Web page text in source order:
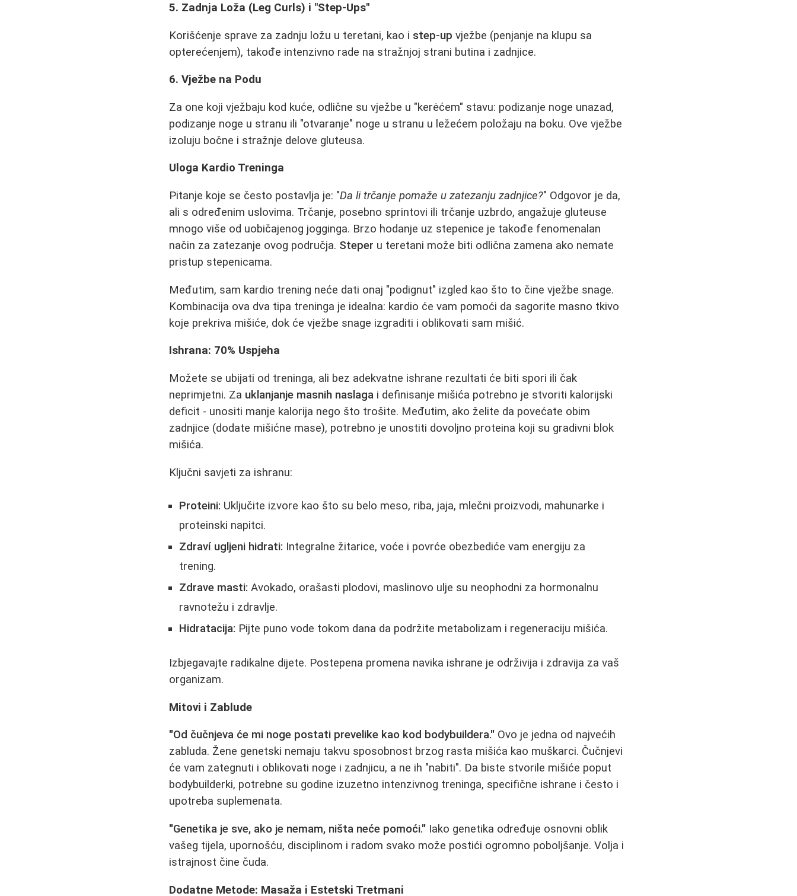
5. Zadnja Loža (Leg Curls) i "Step-Ups"
Korišćenje sprave za zadnju ložu u teretani, kao i step-up vježbe (penjanje na klupu sa
opterećenjem), takođe intenzivno rade na stražnjoj strani butina i zadnjice.
6. Vježbe na Podu
Za one koji vježbaju kod kuće, odlične su vježbe u "kerėćem" stavu: podizanje noge unazad,
podizanje noge u stranu ili "otvaranje" noge u stranu u ležećem položaju na boku. Ove vježbe
izoluju bočne i stražnje delove gluteusa.
Uloga Kardio Treninga
Pitanje koje se često postavlja je: "Da li trčanje pomaže u zatezanju zadnjice?" Odgovor je da,
ali s određenim uslovima. Trčanje, posebno sprintovi ili trčanje uzbrdo, angažuje gluteuse
mnogo više od uobičajenog jogginga. Brzo hodanje uz stepenice je takođe fenomenalan
način za zatezanje ovog područja. Steper u teretani može biti odlična zamena ako nemate
pristup stepenicama.
Međutim, sam kardio trening neće dati onaj "podignut" izgled kao što to čine vježbe snage.
Kombinacija ova dva tipa treninga je idealna: kardio će vam pomoći da sagorite masno tkivo
koje prekriva mišiće, dok će vježbe snage izgraditi i oblikovati sam mišić.
Ishrana: 70% Uspjeha
Možete se ubijati od treninga, ali bez adekvatne ishrane rezultati će biti spori ili čak
neprimjetni. Za uklanjanje masnih naslaga i definisanje mišića potrebno je stvoriti kalorijski
deficit - unositi manje kalorija nego što trošite. Međutim, ako želite da povećate obim
zadnjice (dodate mišićne mase), potrebno je unostiti dovoljno proteina koji su gradivni blok
mišića.
Ključni savjeti za ishranu:
Proteini: Uključite izvore kao što su belo meso, riba, jaja, mlečni proizvodi, mahunarke i
proteinski napitci.
Zdraví ugljeni hidrati: Integralne žitarice, voće i povrće obezbediće vam energiju za
trening.
Zdrave masti: Avokado, orašasti plodovi, maslinovo ulje su neophodni za hormonalnu
ravnotežu i zdravlje.
Hidratacija: Pijte puno vode tokom dana da podržite metabolizam i regeneraciju mišića.
Izbjegavajte radikalne dijete. Postepena promena navika ishrane je održivija i zdravija za vaš
organizam.
Mitovi i Zablude
"Od čučnjeva će mi noge postati prevelike kao kod bodybuildera." Ovo je jedna od najvećih
zabluda. Žene genetski nemaju takvu sposobnost brzog rasta mišića kao muškarci. Čučnjevi
će vam zategnuti i oblikovati noge i zadnjicu, a ne ih "nabiti". Da biste stvorile mišiće poput
bodybuilderki, potrebne su godine izuzetno intenzivnog treninga, specifične ishrane i često i
upotreba suplemenata.
"Genetika je sve, ako je nemam, ništa neće pomoći." Iako genetika određuje osnovni oblik
vašeg tijela, upornošću, disciplinom i radom svako može postići ogromno poboljšanje. Volja i
istrajnost čine čuda.
Dodatne Metode: Masaža i Estetski Tretmani